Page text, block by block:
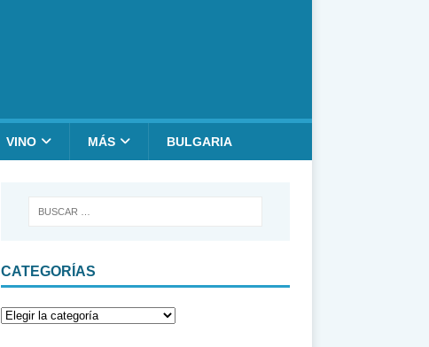
VINO MÁS BULGARIA
CATEGORÍAS